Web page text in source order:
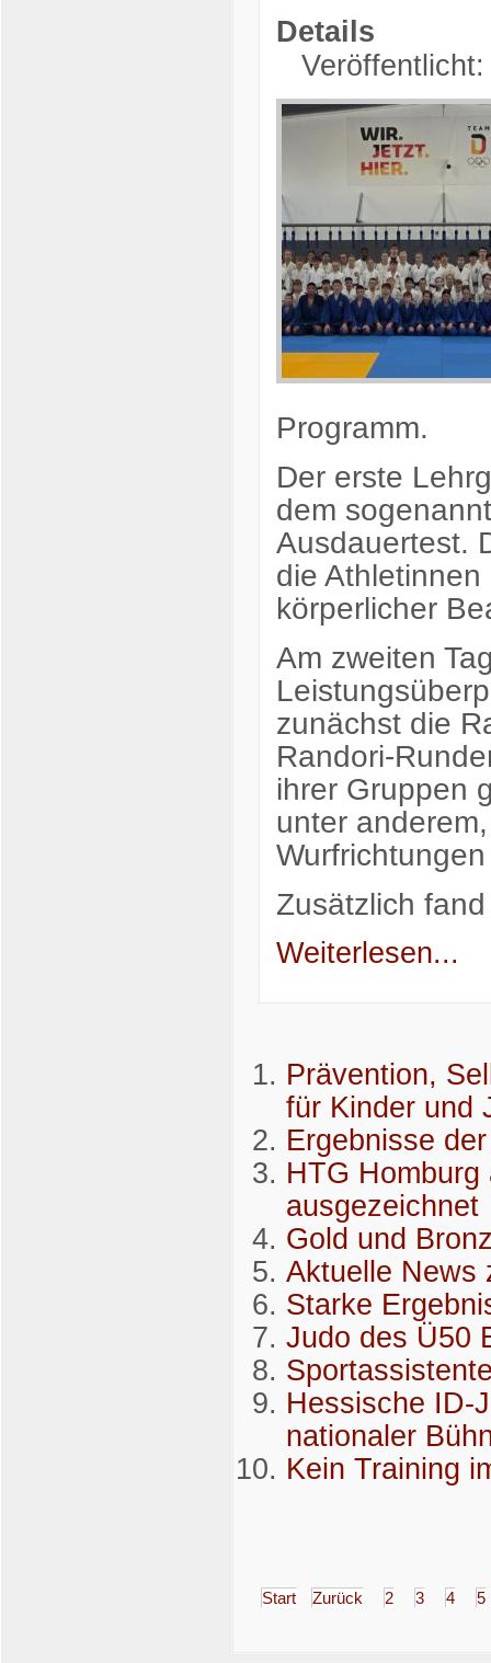
Details
Programm.
Der erste
dem
Ausdauertest.
die
körperlicher
Am zweiten
zunächst die
Randori-
ihrer Gruppen
unter
Zusätzlich
Weiterlesen...
Prävention,
für Kinder und
Ergebnisse
HTG
ausgezeichnet
Gold und
Aktuelle News
Starke
Judo des Ü50
Hessische ID-
nationaler
Kein Training
Start Zurück 2 3 4 5